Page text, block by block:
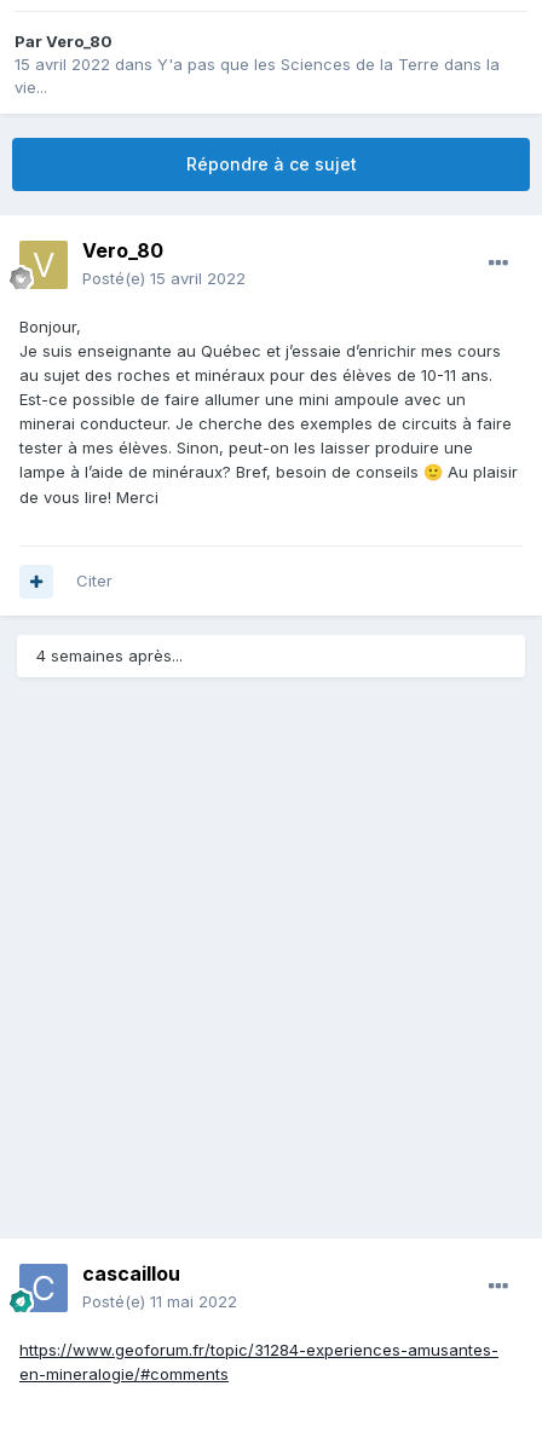
ParVero_80
15 avril 2022 dans Y'a pas que les Sciences de la Terre dans la
vie...
Répondre à ce sujet
Vero_80
Posté(e) 15 avril 2022
Bonjour,
Je suis enseignante au Québec et j’essaie d’enrichir mes cours
au sujet des roches et minéraux pour des élèves de 10-11 ans.
Est-ce possible de faire allumer une mini ampoule avec un
minerai conducteur. Je cherche des exemples de circuits à faire
tester à mes élèves. Sinon, peut-on les laisser produire une
lampe à l’aide de minéraux? Bref, besoin de conseils 🙂 Au plaisir
de vous lire! Merci
Citer
4 semaines après...
cascaillou
Posté(e) 11 mai 2022
https://www.geoforum.fr/topic/31284-experiences-amusantes-
en-mineralogie/#comments